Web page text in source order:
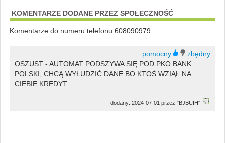
KOMENTARZE DODANE PRZEZ SPOŁECZNOŚĆ
Komentarze do numeru telefonu 608090979
OSZUST - AUTOMAT PODSZYWA SIĘ POD PKO BANK
POLSKI, CHCĄ WYŁUDZIĆ DANE BO KTOŚ WZIĄŁ NA
CIEBIE KREDYT
dodany: 2024-07-01 przez "BJBUIH"